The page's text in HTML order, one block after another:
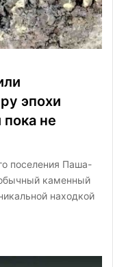
эпохи
пока не
поселения Паша-
каменный
находкой